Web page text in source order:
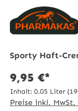
Sporty Haft-
9,95 €*
Inhalt: 0.05 Liter
Preise inkl.